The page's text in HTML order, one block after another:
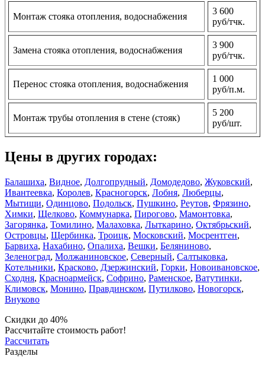
Монтаж стояка отопления, водоснабжения
3 600
руб/тчк.
Замена стояка отопления, водоснабжения
3 900
руб/тчк.
Перенос стояка отопления, водоснабжения
1 000
руб/п.м.
Монтаж трубы отопления в стене (стояк)
5 200
руб/шт.
Цены в других городах:
Балашиха, Видное, Долгопрудный, Домодедово, Жуковский,
Ивантеевка, Королев, Красногорск, Лобня, Люберцы,
Мытищи, Одинцово, Подольск, Пушкино, Реутов, Фрязино,
Химки, Щелково, Коммунарка, Пирогово, Мамонтовка,
Загорянка, Томилино, Малаховка, Лыткарино, Октябрьский,
Островцы, Щербинка, Троицк, Московский, Мосрентген,
Барвиха, Нахабино, Опалиха, Вешки, Беляниново,
Зеленоград, Молжаниновское, Северный, Салтыковка,
Котельники, Красково, Дзержинский, Горки, Новоивановское,
Сходня, Красноармейск, Софрино, Раменское, Ватутинки,
Климовск, Монино, Правдинском, Путилково, Новогорск,
Внуково
Скидки до 40%
Рассчитайте стоимость работ!
Рассчитать
Разделы